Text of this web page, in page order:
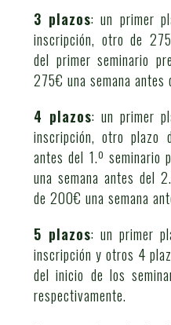
3 plazos: un primer
inscripción, otro de
del primer seminario
275€ una semana antes
4 plazos: un primer
inscripción, otro plazo
antes del 1.º seminario
una semana antes del
de 200€ una semana
5 plazos: un primer
inscripción y otros 4
del inicio de los
respectivamente.